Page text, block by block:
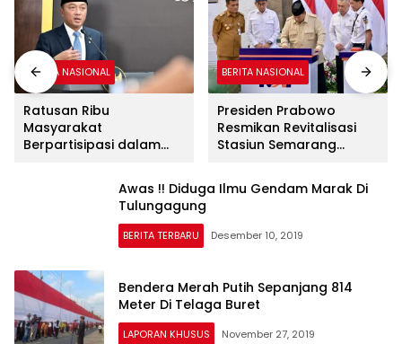
BERITA NASIONAL
Ratusan Ribu
Masyarakat
Berpartisipasi dalam
Kemerdekaan RI
BERITA NASIONAL
Presiden Prabowo
Resmikan Revitalisasi
Stasiun Semarang
Awas !! Diduga Ilmu Gendam Marak Di
Tulungagung
BERITA TERBARU Desember 10, 2019
Bendera Merah Putih Sepanjang 814
Meter Di Telaga Buret
LAPORAN KHUSUS November 27, 2019